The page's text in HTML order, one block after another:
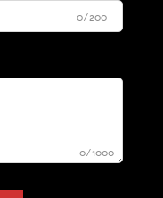
0/200
0/1000